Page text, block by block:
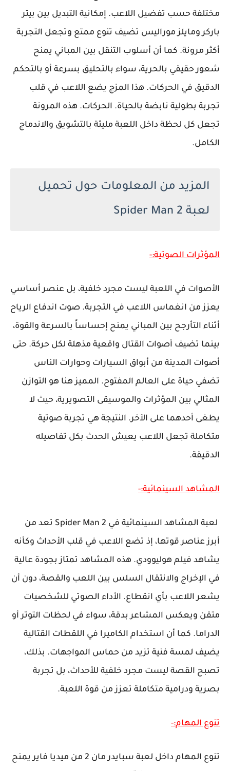
مختلفة حسب تفضيل اللاعب. إمكانية التبديل بين بيتر
باركر ومايلز موراليس تضيف تنوع ممتع وتجعل التجربة
أكثر مرونة. كما أن أسلوب التنقل بين المباني يمنح
شعور حقيقي بالحرية، سواء بالتحليق بسرعة أو بالتحكم
الدقيق في الحركات. هذا المزج يضع اللاعب في قلب
تجربة بطولية نابضة بالحياة. الحركات. هذه المرونة
تجعل كل لحظة داخل اللعبة مليئة بالتشويق والاندماج
الكامل.
المزيد من المعلومات حول تحميل
لعبة Spider Man 2
المؤثرات الصوتية:-
الأصوات في اللعبة ليست مجرد خلفية، بل عنصر أساسي
يعزز من انغماس اللاعب في التجربة. صوت اندفاع الرياح
أثناء التأرجح بين المباني يمنح إحساساً بالسرعة والقوة،
بينما تضيف أصوات القتال واقعية مذهلة لكل حركة. حتى
أصوات المدينة من أبواق السيارات وحوارات الناس
تضفي حياة على العالم المفتوح. المميز هنا هو التوازن
المثالي بين المؤثرات والموسيقى التصويرية، حيث لا
يطغى أحدهما على الآخر. النتيجة هي تجربة صوتية
متكاملة تجعل اللاعب يعيش الحدث بكل تفاصيله
الدقيقة.
المشاهد السينمائية:-
لعبة المشاهد السينمائية في Spider Man 2 تعد من
أبرز عناصر قوتها، إذ تضع اللاعب في قلب الأحداث وكأنه
يشاهد فيلم هوليوودي. هذه المشاهد تمتاز بجودة عالية
في الإخراج والانتقال السلس بين اللعب والقصة، دون أن
يشعر اللاعب بأي انقطاع. الأداء الصوتي للشخصيات
متقن ويعكس المشاعر بدقة، سواء في لحظات التوتر أو
الدراما. كما أن استخدام الكاميرا في اللقطات القتالية
يضيف لمسة فنية تزيد من حماس المواجهات. بذلك،
تصبح القصة ليست مجرد خلفية للأحداث، بل تجربة
بصرية ودرامية متكاملة تعزز من قوة اللعبة.
تنوع المهام:-
تنوع المهام داخل لعبة سبايدر مان 2 من ميديا فاير يمنح